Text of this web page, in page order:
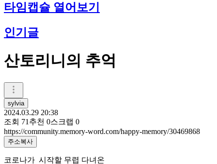
타임캡슐 열어보기
인기글
산토리니의 추억
sylvia
2024.03.29 20:38
조회 71 추천 0스크랩 0
https://community.memory-word.com/happy-memory/30469868
주소복사
코로나가 시작할 무렵 다녀온